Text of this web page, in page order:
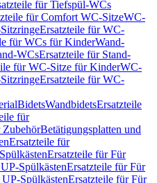
für Tiefspül-WCs
für Comfort WC-SitzeWC-
Ersatzteile für WC-
für WCs für KinderWand-
WCsErsatzteile für Stand-
für WC-Sitze für KinderWC-
Ersatzteile für WC-
BidetsWandbidetsErsatzteile
für
ZubehörBetätigungsplatten und
Ersatzteile für
Ersatzteile für Für
SpülkästenErsatzteile für Für
SpülkästenErsatzteile für Für